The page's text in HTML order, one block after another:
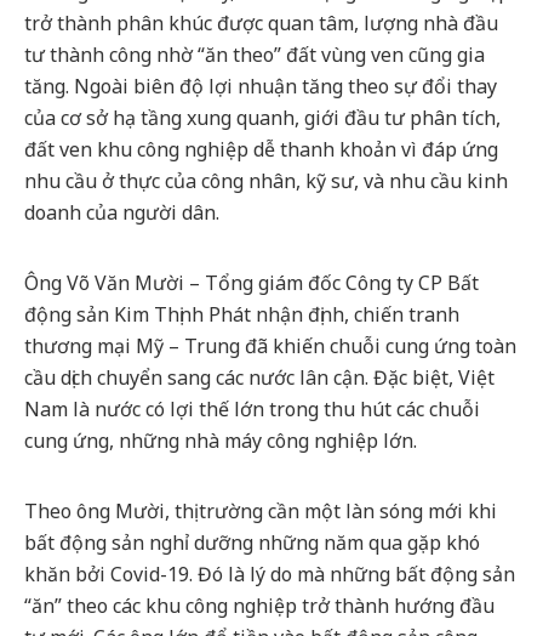
trở thành phân khúc được quan tâm, lượng nhà đầu
tư thành công nhờ “ăn theo” đất vùng ven cũng gia
tăng. Ngoài biên độ lợi nhuận tăng theo sự đổi thay
của cơ sở hạ tầng xung quanh, giới đầu tư phân tích,
đất ven khu công nghiệp dễ thanh khoản vì đáp ứng
nhu cầu ở thực của công nhân, kỹ sư, và nhu cầu kinh
doanh của người dân.
Ông Võ Văn Mười – Tổng giám đốc Công ty CP Bất
động sản Kim Thịnh Phát nhận định, chiến tranh
thương mại Mỹ – Trung đã khiến chuỗi cung ứng toàn
cầu dịch chuyển sang các nước lân cận. Đặc biệt, Việt
Nam là nước có lợi thế lớn trong thu hút các chuỗi
cung ứng, những nhà máy công nghiệp lớn.
Theo ông Mười, thị trường cần một làn sóng mới khi
bất động sản nghỉ dưỡng những năm qua gặp khó
khăn bởi Covid-19. Đó là lý do mà những bất động sản
“ăn” theo các khu công nghiệp trở thành hướng đầu